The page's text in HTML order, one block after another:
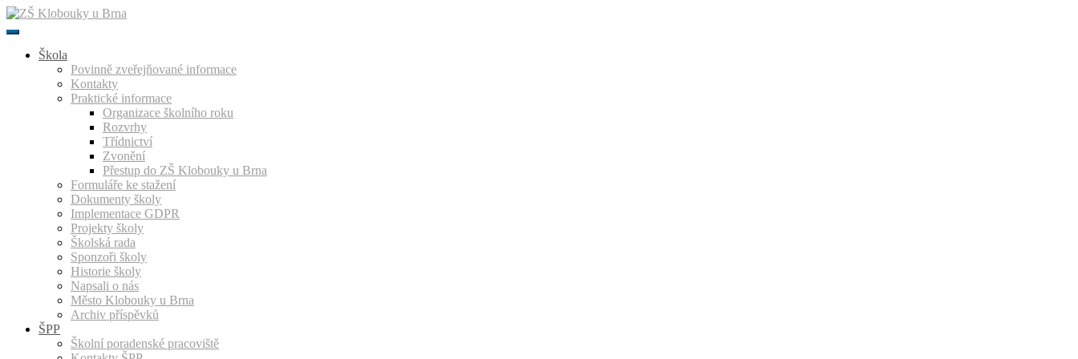
Přeskočit
k
Škola
Povinně zveřejňované informace
Kontakty
Praktické informace
Organizace školního roku
Rozvrhy
Třídnictví
Zvonění
Přestup do ZŠ Klobouky u Brna
Formuláře ke stažení
Dokumenty školy
Implementace GDPR
Projekty školy
Školská rada
Sponzoři školy
Historie školy
Napsali o nás
Město Klobouky u Brna
Archiv příspěvků
ŠPP
Školní poradenské pracoviště